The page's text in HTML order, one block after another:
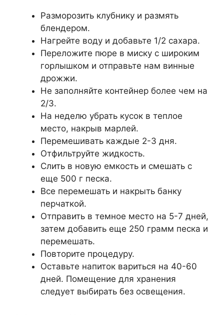
Разморозить клубнику и размять
блендером.
Нагрейте воду и добавьте 1/2 сахара.
Переложите пюре в миску с широким
горлышком и отправьте нам винные
дрожжи.
Не заполняйте контейнер более чем на
2/3.
На неделю убрать кусок в теплое
место, накрыв марлей.
Перемешивать каждые 2-3 дня.
Отфильтруйте жидкость.
Слить в новую емкость и смешать с
еще 500 г песка.
Все перемешать и накрыть банку
перчаткой.
Отправить в темное место на 5-7 дней,
затем добавить еще 250 грамм песка и
перемешать.
Повторите процедуру.
Оставьте напиток вариться на 40-60
дней. Помещение для хранения
следует выбирать без освещения.